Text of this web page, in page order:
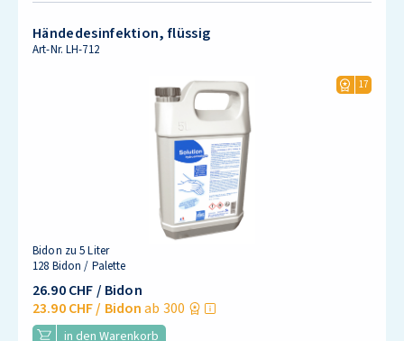
Händedesinfektion, flüssig
Art-Nr.LH-712
17
Bidon zu 5 Liter
128 Bidon / Palette
26.90 CHF/ Bidon
23.90 CHF/ Bidonab 300
in den Warenkorb